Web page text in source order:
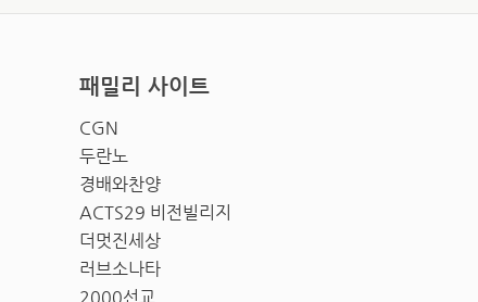
패밀리 사이트
CGN
두란노
경배와찬양
ACTS29 비전빌리지
더멋진세상
러브소나타
2000선교